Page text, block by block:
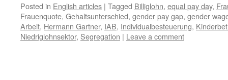
Posted in English articles | Tagged Billiglohn, equal pay day,
Frauenquote, Gehaltsunterschied, gender pay gap, gender
Arbeit, Hermann Gartner, IAB, Individualbesteuerung,
Niedriglohnsektor, Segregation | Leave a comment